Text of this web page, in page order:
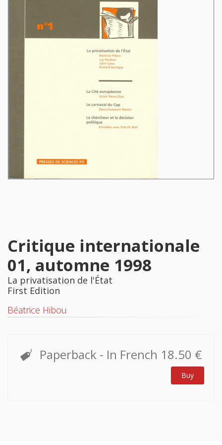
Critique internationale
01, automne 1998
La privatisation de l'État
First Edition
Béatrice Hibou
Paperback - In French 18.50 €
Buy